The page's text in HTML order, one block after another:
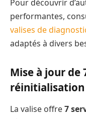
Pour découvrir
performantes,
valises de
adaptés à divers
Mise à jour de
réinitialisation
La valise offre7